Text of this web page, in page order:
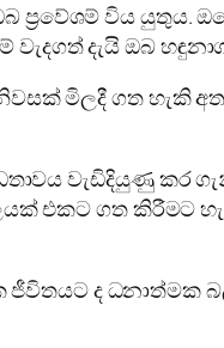
විය යුතුය.
දැයි ඔබ
මිලදී ගත හැකි
වැඩිදියුණු කර
එකට ගත කිරීමට
ද ධනාත්මක